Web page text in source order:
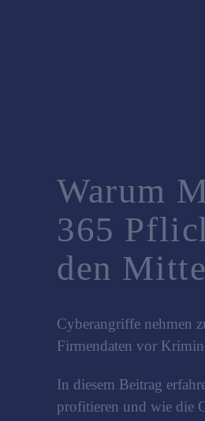
Warum
365
den
Cyberangriffe nehmen
Firmendaten vor
In diesem Beitrag
profitieren und wie die